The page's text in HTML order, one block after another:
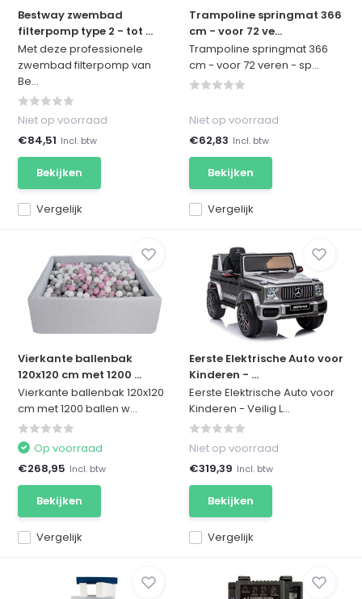
Bestway zwembad
filterpomp type 2 - tot ...
Met deze professionele
zwembad filterpomp van
Be...
Vergelijk
Niet op voorraad
€84,51 Incl. btw
Bekijken
Trampoline springmat 366
cm - voor 72 ve...
Trampoline springmat 366
cm - voor 72 veren - sp...
Vergelijk
Niet op voorraad
€62,83 Incl. btw
Bekijken
Vierkante ballenbak
120x120 cm met 1200 ...
Vierkante ballenbak 120x120
cm met 1200 ballen w...
Vergelijk
Op voorraad
€268,95 Incl. btw
Bekijken
Eerste Elektrische Auto voor
Kinderen - ...
Eerste Elektrische Auto voor
Kinderen - Veilig L...
Vergelijk
Niet op voorraad
€319,39 Incl. btw
Bekijken